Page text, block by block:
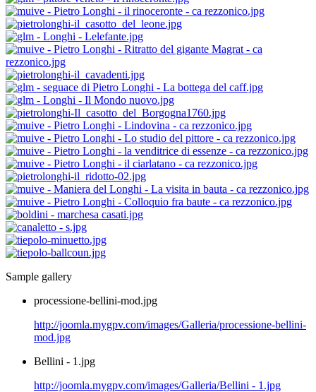
Sample gallery
processione-bellini-mod.jpg
http://joomla.mygpv.com/images/Galleria/processione-bellini-
mod.jpg
Bellini - 1.jpg
http://joomla.mygpv.com/images/Galleria/Bellini - 1.jpg